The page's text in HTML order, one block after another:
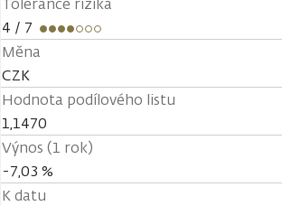
4 / 7
Měna
CZK
Hodnota podílového listu
1,1470
Výnos (1 rok)
-7,03 %
K datu